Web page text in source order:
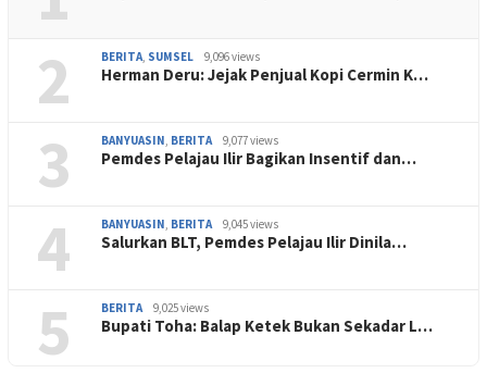
2 BERITA SUMSEL 9,096 views
Herman Deru: Jejak Penjual Kopi Cermin K…
3 BANYUASIN BERITA 9,077 views
Pemdes Pelajau Ilir Bagikan Insentif dan…
4 BANYUASIN BERITA 9,045 views
Salurkan BLT, Pemdes Pelajau Ilir Dinila…
5 BERITA 9,025 views
Bupati Toha: Balap Ketek Bukan Sekadar L…